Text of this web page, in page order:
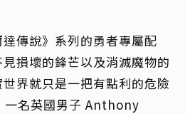
傳說》系列的勇者專屬配
損壞的鋒芒以及消滅魔物的
界就只是一把有點利的危險
一名英國男子 Anthony